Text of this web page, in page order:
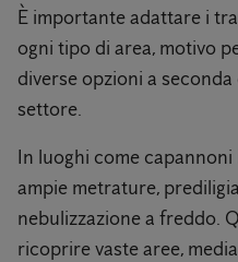
È importante adattare i
ogni tipo di area, motivo
diverse opzioni a
settore.
In luoghi come
ampie metrature,
nebulizzazione a freddo.
ricoprire vaste aree,